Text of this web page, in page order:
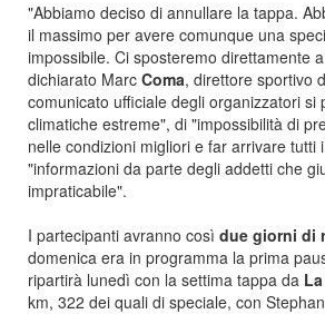
"Abbiamo deciso di annullare la tappa.
il massimo per avere comunque una
impossibile. Ci sposteremo direttamente
dichiarato Marc Coma, direttore sportivo
comunicato ufficiale degli organizzatori si
climatiche estreme", di "impossibilità di
nelle condizioni migliori e far arrivare tutti
"informazioni da parte degli addetti che
impraticabile".
I partecipanti avranno così due giorni di
domenica era in programma la prima
ripartirà lunedì con la settima tappa da
km, 322 dei quali di speciale, con